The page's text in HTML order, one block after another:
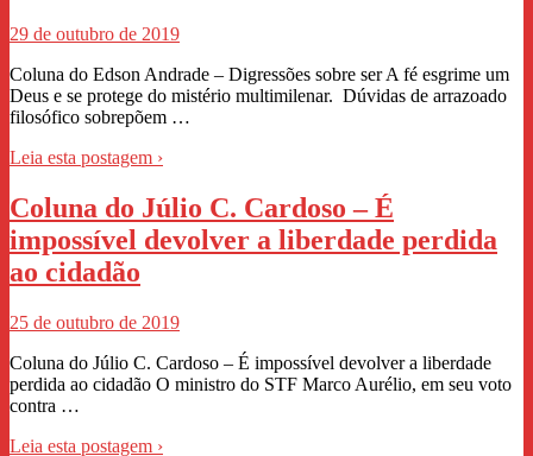
29 de outubro de 2019
Coluna do Edson Andrade – Digressões sobre ser A fé esgrime um
Deus e se protege do mistério multimilenar. Dúvidas de arrazoado
filosófico sobrepõem …
Leia esta postagem ›
Coluna do Júlio C. Cardoso – É
impossível devolver a liberdade perdida
ao cidadão
25 de outubro de 2019
Coluna do Júlio C. Cardoso – É impossível devolver a liberdade
perdida ao cidadão O ministro do STF Marco Aurélio, em seu voto
contra …
Leia esta postagem ›